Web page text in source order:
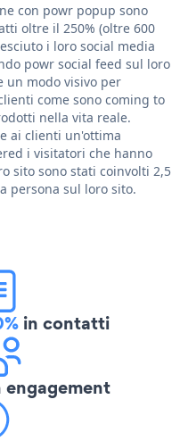
con powr popup sono
oltre il 250% (oltre 600
i loro social media
powr social feed sul loro
un modo visivo per
come sono coming to
nella vita reale.
ai clienti un'ottima
i visitatori che hanno
sito sono stati coinvolti 2,5
persona sul loro sito.
in contatti
engagement